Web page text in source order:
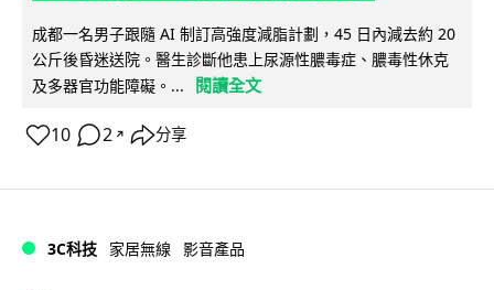
成都一名男子跟隨 AI 制訂高強度減脂計劃，45 日內減去約 20
公斤後昏迷送院。醫生診斷他患上尿源性膿毒症、膿毒性休克
及多器官功能障礙。...
閱讀全文
10 2 ↗ 分享
3C科技 家居無線 影音產品